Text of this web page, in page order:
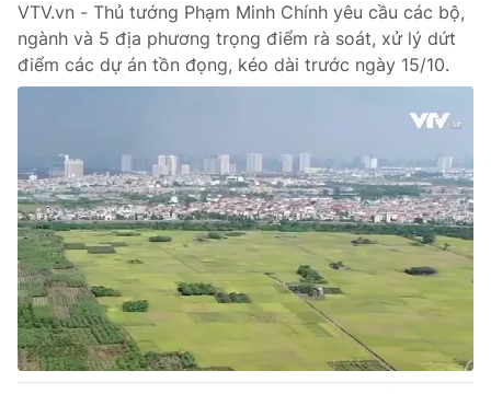
Xã hội
Pháp luật
Thế giới
Tin tức
Thế giới đó đây
Câu chuyện quốc tế
Kinh tế
Tài chính
Thị trường
Dữ liệu và đời sống
VTV.vn - Thủ tướng Phạm Minh Chính yêu cầu các bộ,
ngành và 5 địa phương trọng điểm rà soát, xử lý dứt
điểm các dự án tồn đọng, kéo dài trước ngày 15/10.